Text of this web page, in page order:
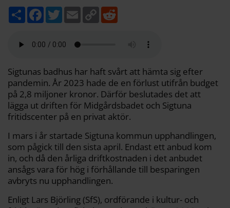
D
e
F
b
k
T
w
t
E
m
C
o
k
Sigtunas badhus har haft svårt att hämta sig efter
pandemin. År 2023 hade de en förlust utifrån budget
på 2,8 miljoner kronor. Därför beslutades det att
lägga ut driften för Midgårdsbadet och Sigtuna
fritidscenter på en privat aktör.
I mars i år startade Sigtuna kommun upphandlingen,
som pågick till den sista april. Endast ett anbud kom
in, och då den årliga driftkostnaden i det anbudet
ansågs vara för hög i förhållande till besparingen
avbryts nu upphandlingen.
Enligt Lars Björling (SfS), ordförande i kultur- och